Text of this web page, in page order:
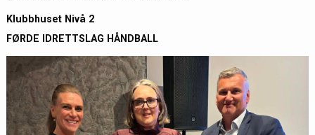
Klubbhuset Nivå 2
FØRDE IDRETTSLAG HÅNDBALL